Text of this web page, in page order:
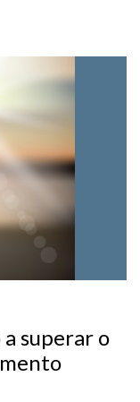
superar o